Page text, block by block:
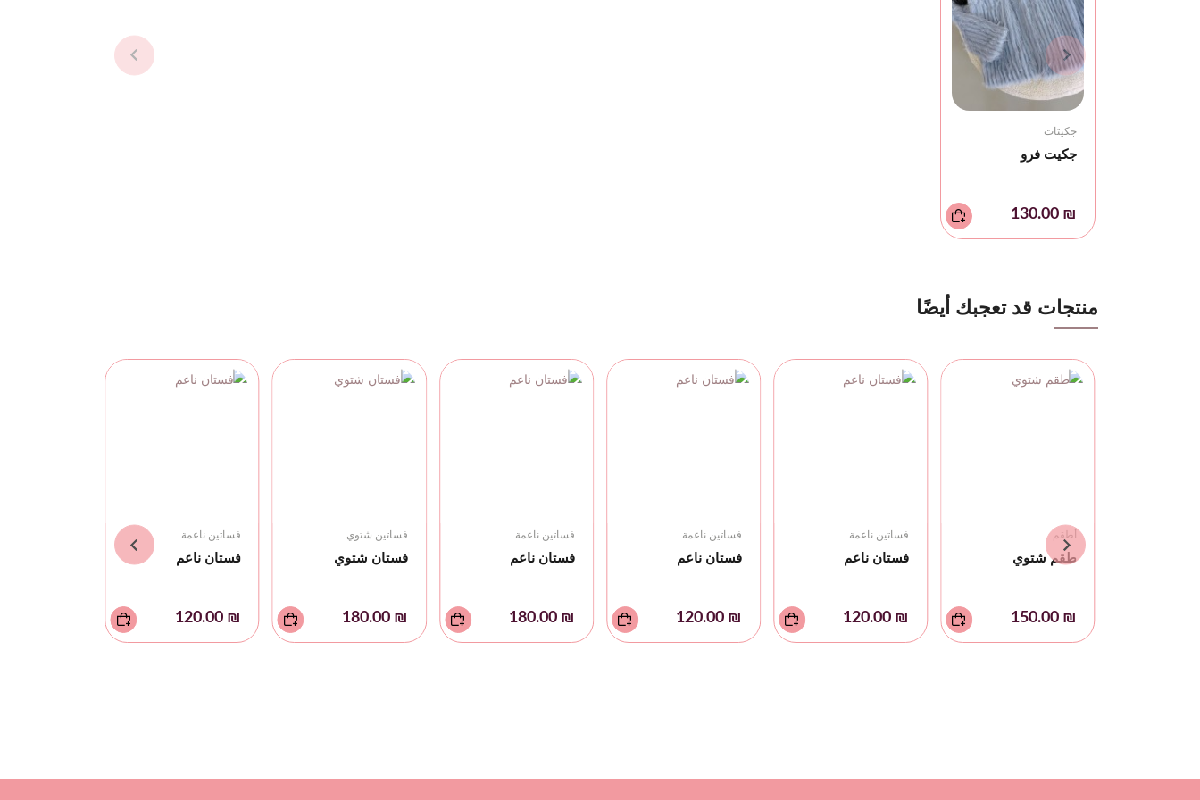
جكيتات
جكيت فرو
₪ 130.00
منتجات قد تعجبك أيضًا
أطقم
طقم شتوي
₪ 150.00
فساتين ناعمة
فستان ناعم
₪ 120.00
فساتين ناعمة
فستان ناعم
₪ 120.00
فساتين ناعمة
فستان ناعم
₪ 180.00
فساتين شتوي
فستان شتوي
₪ 180.00
فساتين ناعمة
فستان ناعم
₪ 120.00